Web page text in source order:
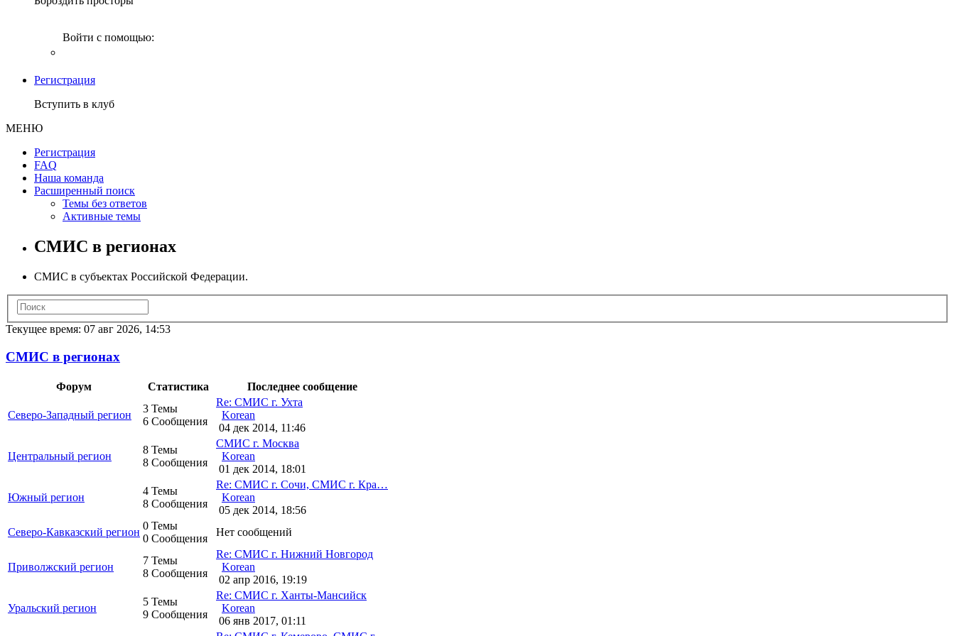
Войти с помощью:
Регистрация
Вступить в клуб
МЕНЮ
Регистрация
FAQ
Наша команда
Расширенный поиск
Темы без ответов
Активные темы
СМИС в регионах
СМИС в субъектах Российской Федерации.
Текущее время: 07 авг 2026, 14:53
СМИС в регионах
Форум Статистика Последнее сообщение
Северо-Западный регион
3 Темы
6 Сообщения
Re: СМИС г. Ухта
Korean
04 дек 2014, 11:46
Центральный регион
8 Темы
8 Сообщения
СМИС г. Москва
Korean
01 дек 2014, 18:01
Южный регион
4 Темы
8 Сообщения
Re: СМИС г. Сочи, СМИС г. Кра…
Korean
05 дек 2014, 18:56
Северо-Кавказский регион
0 Темы
0 Сообщения
Нет сообщений
Приволжский регион
7 Темы
8 Сообщения
Re: СМИС г. Нижний Новгород
Korean
02 апр 2016, 19:19
Уральский регион
5 Темы
9 Сообщения
Re: СМИС г. Ханты-Мансийск
Korean
06 янв 2017, 01:11